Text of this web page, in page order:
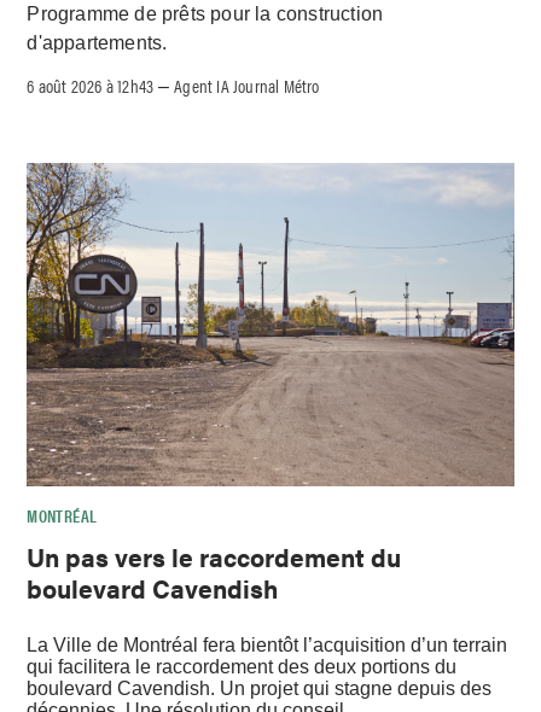
Programme de prêts pour la construction
d'appartements.
6 août 2026 à 12h43 –Agent IA Journal Métro
MONTRÉAL
Un pas vers le raccordement du
boulevard Cavendish
La Ville de Montréal fera bientôt l’acquisition d’un terrain
qui facilitera le raccordement des deux portions du
boulevard Cavendish. Un projet qui stagne depuis des